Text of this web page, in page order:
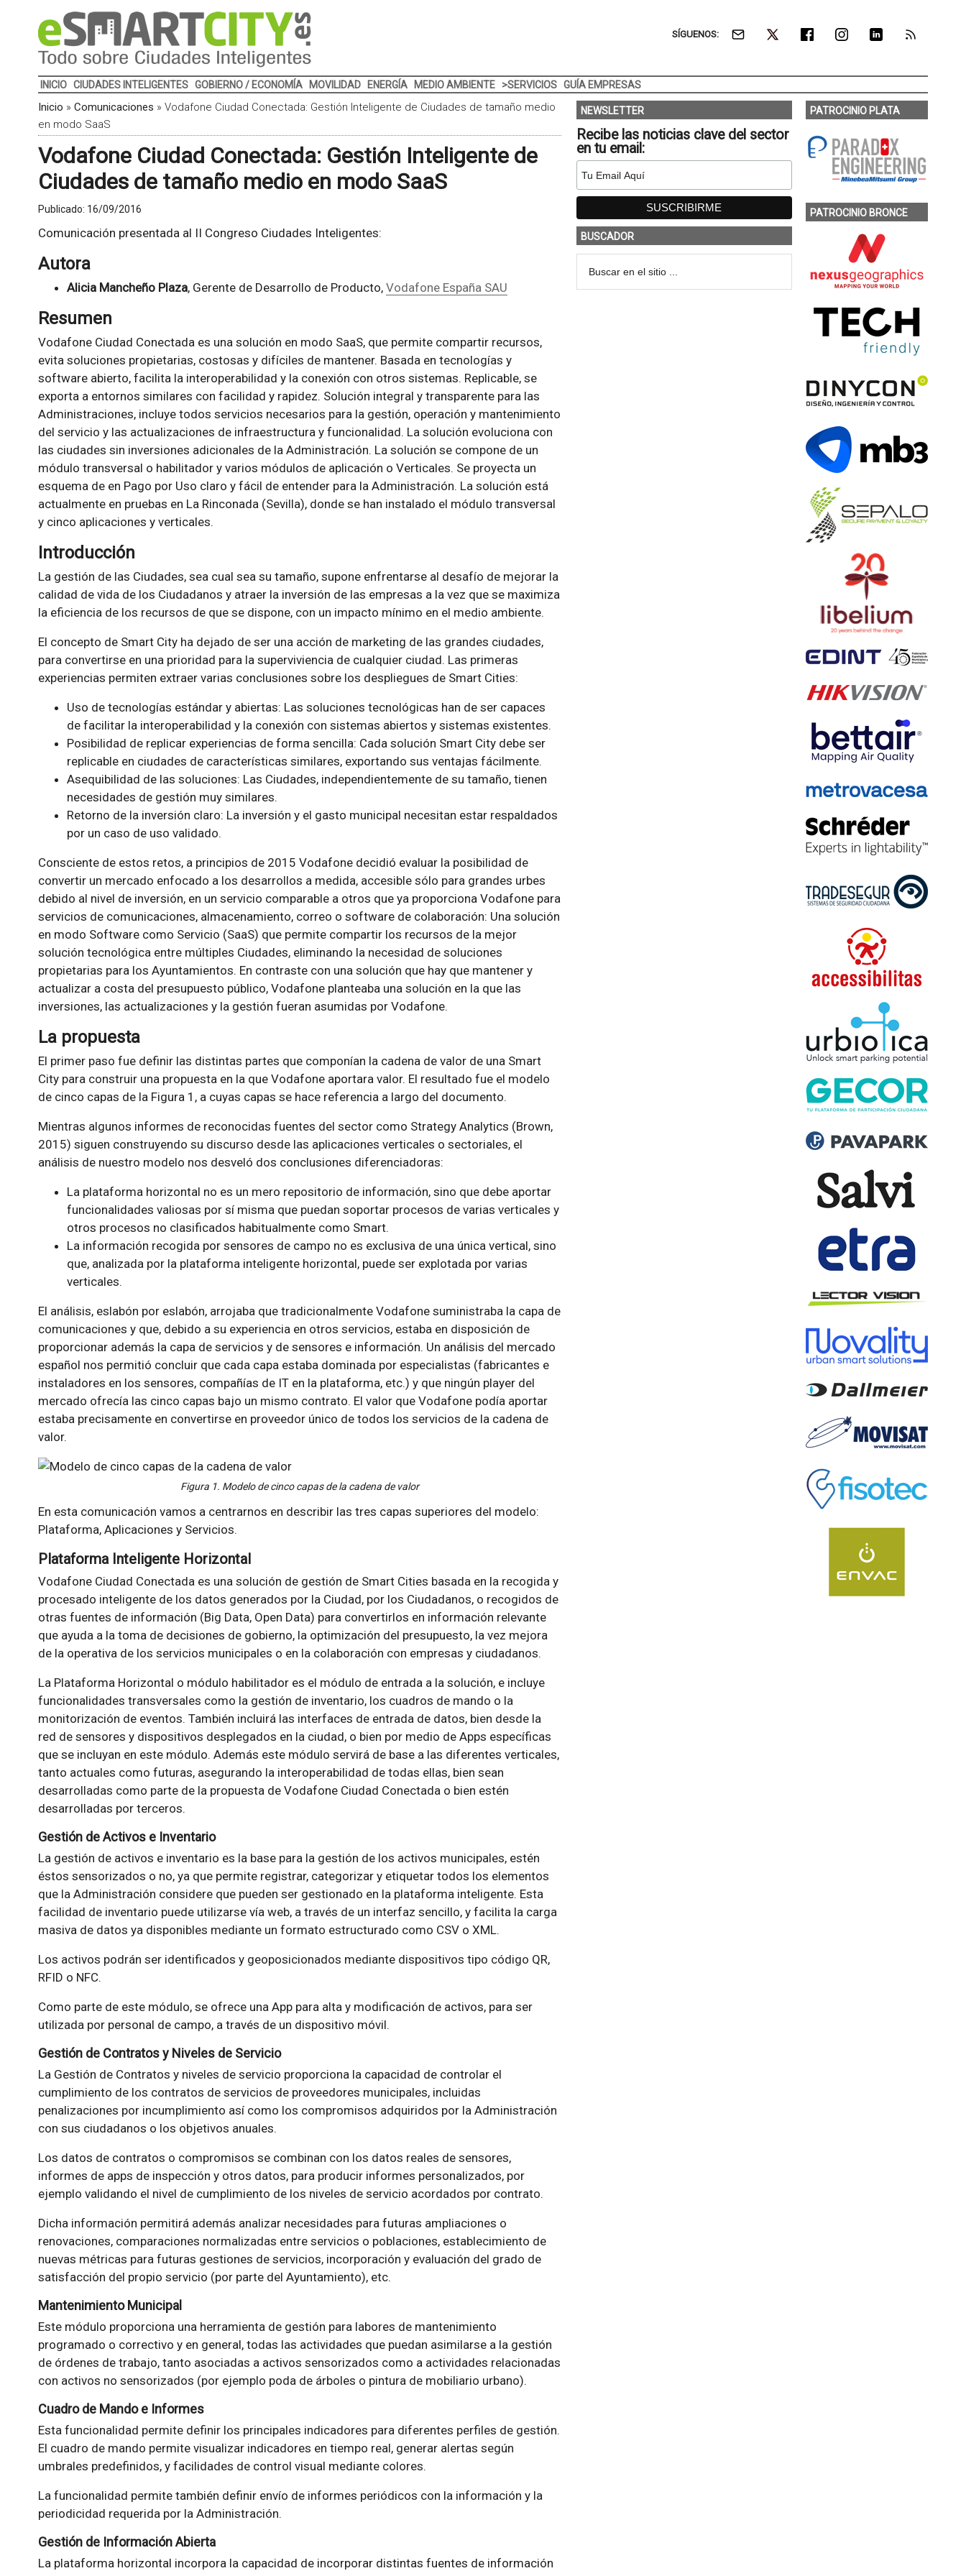
SÍGUENOS:
INICIO CIUDADES INTELIGENTES GOBIERNO / ECONOMÍA MOVILIDAD ENERGÍA MEDIO AMBIENTE >SERVICIOS GUÍA EMPRESAS
Inicio » Comunicaciones » Vodafone Ciudad Conectada: Gestión Inteligente de Ciudades de tamaño medio
en modo SaaS
Vodafone Ciudad Conectada: Gestión Inteligente de
Ciudades de tamaño medio en modo SaaS
Publicado: 16/09/2016
Comunicación presentada al II Congreso Ciudades Inteligentes:
Autora
Alicia Mancheño Plaza, Gerente de Desarrollo de Producto, Vodafone España SAU
Resumen
Vodafone Ciudad Conectada es una solución en modo SaaS, que permite compartir recursos,
evita soluciones propietarias, costosas y difíciles de mantener. Basada en tecnologías y
software abierto, facilita la interoperabilidad y la conexión con otros sistemas. Replicable, se
exporta a entornos similares con facilidad y rapidez. Solución integral y transparente para las
Administraciones, incluye todos servicios necesarios para la gestión, operación y mantenimiento
del servicio y las actualizaciones de infraestructura y funcionalidad. La solución evoluciona con
las ciudades sin inversiones adicionales de la Administración. La solución se compone de un
módulo transversal o habilitador y varios módulos de aplicación o Verticales. Se proyecta un
esquema de en Pago por Uso claro y fácil de entender para la Administración. La solución está
actualmente en pruebas en La Rinconada (Sevilla), donde se han instalado el módulo transversal
y cinco aplicaciones y verticales.
Introducción
La gestión de las Ciudades, sea cual sea su tamaño, supone enfrentarse al desafío de mejorar la
calidad de vida de los Ciudadanos y atraer la inversión de las empresas a la vez que se maximiza
la eficiencia de los recursos de que se dispone, con un impacto mínimo en el medio ambiente.
El concepto de Smart City ha dejado de ser una acción de marketing de las grandes ciudades,
para convertirse en una prioridad para la superviviencia de cualquier ciudad. Las primeras
experiencias permiten extraer varias conclusiones sobre los despliegues de Smart Cities:
Uso de tecnologías estándar y abiertas: Las soluciones tecnológicas han de ser capaces
de facilitar la interoperabilidad y la conexión con sistemas abiertos y sistemas existentes.
Posibilidad de replicar experiencias de forma sencilla: Cada solución Smart City debe ser
replicable en ciudades de características similares, exportando sus ventajas fácilmente.
Asequibilidad de las soluciones: Las Ciudades, independientemente de su tamaño, tienen
necesidades de gestión muy similares.
Retorno de la inversión claro: La inversión y el gasto municipal necesitan estar respaldados
por un caso de uso validado.
Consciente de estos retos, a principios de 2015 Vodafone decidió evaluar la posibilidad de
convertir un mercado enfocado a los desarrollos a medida, accesible sólo para grandes urbes
debido al nivel de inversión, en un servicio comparable a otros que ya proporciona Vodafone para
servicios de comunicaciones, almacenamiento, correo o software de colaboración: Una solución
en modo Software como Servicio (SaaS) que permite compartir los recursos de la mejor
solución tecnológica entre múltiples Ciudades, eliminando la necesidad de soluciones
propietarias para los Ayuntamientos. En contraste con una solución que hay que mantener y
actualizar a costa del presupuesto público, Vodafone planteaba una solución en la que las
inversiones, las actualizaciones y la gestión fueran asumidas por Vodafone.
La propuesta
El primer paso fue definir las distintas partes que componían la cadena de valor de una Smart
City para construir una propuesta en la que Vodafone aportara valor. El resultado fue el modelo
de cinco capas de la Figura 1, a cuyas capas se hace referencia a largo del documento.
Mientras algunos informes de reconocidas fuentes del sector como Strategy Analytics (Brown,
2015) siguen construyendo su discurso desde las aplicaciones verticales o sectoriales, el
análisis de nuestro modelo nos desveló dos conclusiones diferenciadoras:
La plataforma horizontal no es un mero repositorio de información, sino que debe aportar
funcionalidades valiosas por sí misma que puedan soportar procesos de varias verticales y
otros procesos no clasificados habitualmente como Smart.
La información recogida por sensores de campo no es exclusiva de una única vertical, sino
que, analizada por la plataforma inteligente horizontal, puede ser explotada por varias
verticales.
El análisis, eslabón por eslabón, arrojaba que tradicionalmente Vodafone suministraba la capa de
comunicaciones y que, debido a su experiencia en otros servicios, estaba en disposición de
proporcionar además la capa de servicios y de sensores e información. Un análisis del mercado
español nos permitió concluir que cada capa estaba dominada por especialistas (fabricantes e
instaladores en los sensores, compañías de IT en la plataforma, etc.) y que ningún player del
mercado ofrecía las cinco capas bajo un mismo contrato. El valor que Vodafone podía aportar
estaba precisamente en convertirse en proveedor único de todos los servicios de la cadena de
valor.
Figura 1. Modelo de cinco capas de la cadena de valor
En esta comunicación vamos a centrarnos en describir las tres capas superiores del modelo:
Plataforma, Aplicaciones y Servicios.
Plataforma Inteligente Horizontal
Vodafone Ciudad Conectada es una solución de gestión de Smart Cities basada en la recogida y
procesado inteligente de los datos generados por la Ciudad, por los Ciudadanos, o recogidos de
otras fuentes de información (Big Data, Open Data) para convertirlos en información relevante
que ayuda a la toma de decisiones de gobierno, la optimización del presupuesto, la vez mejora
de la operativa de los servicios municipales o en la colaboración con empresas y ciudadanos.
La Plataforma Horizontal o módulo habilitador es el módulo de entrada a la solución, e incluye
funcionalidades transversales como la gestión de inventario, los cuadros de mando o la
monitorización de eventos. También incluirá las interfaces de entrada de datos, bien desde la
red de sensores y dispositivos desplegados en la ciudad, o bien por medio de Apps específicas
que se incluyan en este módulo. Además este módulo servirá de base a las diferentes verticales,
tanto actuales como futuras, asegurando la interoperabilidad de todas ellas, bien sean
desarrolladas como parte de la propuesta de Vodafone Ciudad Conectada o bien estén
desarrolladas por terceros.
Gestión de Activos e Inventario
La gestión de activos e inventario es la base para la gestión de los activos municipales, estén
éstos sensorizados o no, ya que permite registrar, categorizar y etiquetar todos los elementos
que la Administración considere que pueden ser gestionado en la plataforma inteligente. Esta
facilidad de inventario puede utilizarse vía web, a través de un interfaz sencillo, y facilita la carga
masiva de datos ya disponibles mediante un formato estructurado como CSV o XML.
Los activos podrán ser identificados y geoposicionados mediante dispositivos tipo código QR,
RFID o NFC.
Como parte de este módulo, se ofrece una App para alta y modificación de activos, para ser
utilizada por personal de campo, a través de un dispositivo móvil.
Gestión de Contratos y Niveles de Servicio
La Gestión de Contratos y niveles de servicio proporciona la capacidad de controlar el
cumplimiento de los contratos de servicios de proveedores municipales, incluidas
penalizaciones por incumplimiento así como los compromisos adquiridos por la Administración
con sus ciudadanos o los objetivos anuales.
Los datos de contratos o compromisos se combinan con los datos reales de sensores,
informes de apps de inspección y otros datos, para producir informes personalizados, por
ejemplo validando el nivel de cumplimiento de los niveles de servicio acordados por contrato.
Dicha información permitirá además analizar necesidades para futuras ampliaciones o
renovaciones, comparaciones normalizadas entre servicios o poblaciones, establecimiento de
nuevas métricas para futuras gestiones de servicios, incorporación y evaluación del grado de
satisfacción del propio servicio (por parte del Ayuntamiento), etc.
Mantenimiento Municipal
Este módulo proporciona una herramienta de gestión para labores de mantenimiento
programado o correctivo y en general, todas las actividades que puedan asimilarse a la gestión
de órdenes de trabajo, tanto asociadas a activos sensorizados como a actividades relacionadas
con activos no sensorizados (por ejemplo poda de árboles o pintura de mobiliario urbano).
Cuadro de Mando e Informes
Esta funcionalidad permite definir los principales indicadores para diferentes perfiles de gestión.
El cuadro de mando permite visualizar indicadores en tiempo real, generar alertas según
umbrales predefinidos, y facilidades de control visual mediante colores.
La funcionalidad permite también definir envío de informes periódicos con la información y la
periodicidad requerida por la Administración.
Gestión de Información Abierta
La plataforma horizontal incorpora la capacidad de incorporar distintas fuentes de información
NEWSLETTER
Recibe las noticias clave del sector
en tu email:
BUSCADOR
PATROCINIO PLATA
PATROCINIO BRONCE